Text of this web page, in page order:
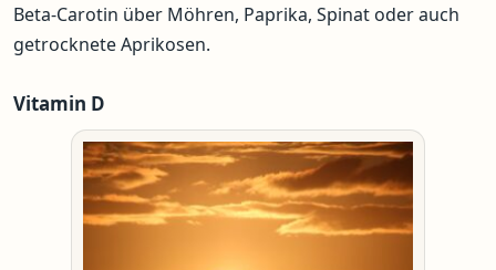
Beta-Carotin über Möhren, Paprika, Spinat oder auch
getrocknete Aprikosen.
Vitamin D